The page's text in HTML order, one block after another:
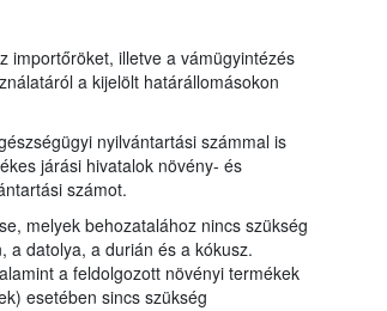
importőröket, illetve a vámügyintézés
a kijelölt határállomásokon
nyilvántartási számmal is
járási hivatalok növény- és
számot.
melyek behozatalához nincs szükség
a datolya, a durián és a kókusz.
a feldolgozott növényi termékek
esetében sincs szükség